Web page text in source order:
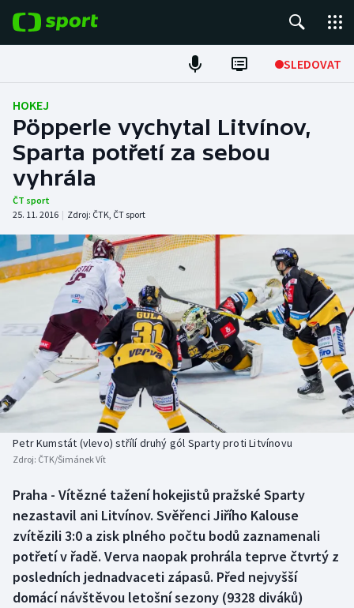
SLEDOVAT
Fotbal
Hokej
Tenis
Atletika
Cyklistika
DALŠÍ SPORTY
Americký fotbal
Baseball a softbal
Biatlon
Box
Curling
Dostihy
NEPŘEHLÉDNĚTE
Soutěže
Historické návraty
Aplikace ČT sport
HOKEJ
Pöpperle vychytal Litvínov,
Sparta potřetí za sebou
vyhrála
ČT sport
25. 11. 2016 | Zdroj: ČTK, ČT sport
Petr Kumstát (vlevo) střílí druhý gól Sparty proti Litvínovu
Zdroj: ČTK/Šimánek Vít
Praha - Vítězné tažení hokejistů pražské Sparty
nezastavil ani Litvínov. Svěřenci Jiřího Kalouse
zvítězili 3:0 a zisk plného počtu bodů zaznamenali
potřetí v řadě. Verva naopak prohrála teprve čtvrtý z
posledních jednadvaceti zápasů. Před nejvyšší
domácí návštěvou letošní sezony (9328 diváků)